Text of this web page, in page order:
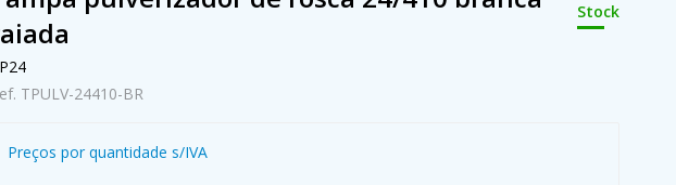
Stock
TPULV-24410-BR
Preços por quantidade s/IVA